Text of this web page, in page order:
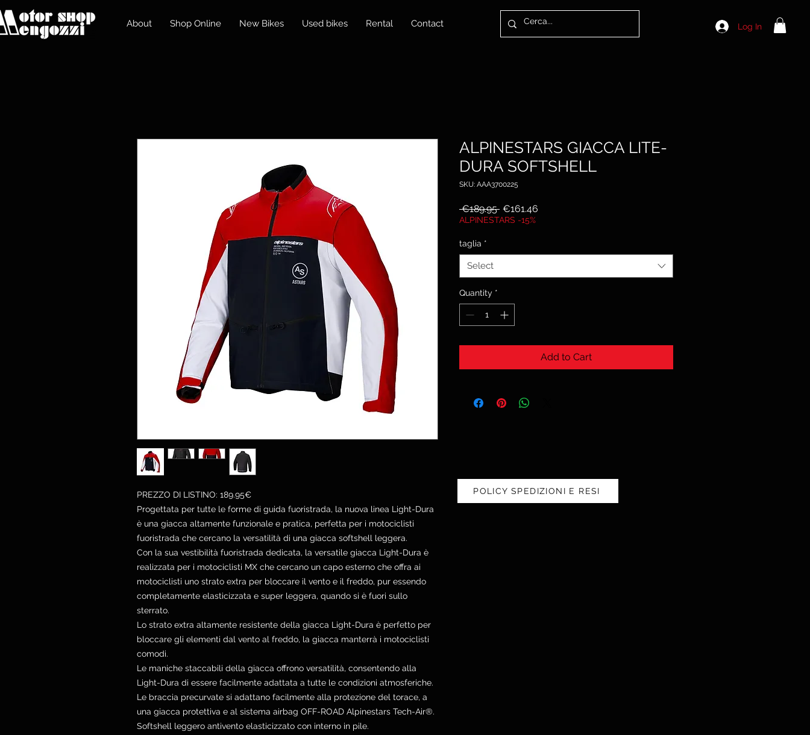
Log In
About Shop Online New Bikes Used bikes Rental Contact
PREZZO DI LISTINO: 189.95€
Progettata per tutte le forme di guida fuoristrada, la nuova linea Light-Dura
è una giacca altamente funzionale e pratica, perfetta per i motociclisti
fuoristrada che cercano la versatilità di una giacca softshell leggera.
Con la sua vestibilità fuoristrada dedicata, la versatile giacca Light-Dura è
realizzata per i motociclisti MX che cercano un capo esterno che offra ai
motociclisti uno strato extra per bloccare il vento e il freddo, pur essendo
completamente elasticizzata e super leggera, quando si è fuori sullo
sterrato.
Lo strato extra altamente resistente della giacca Light-Dura è perfetto per
bloccare gli elementi dal vento al freddo, la giacca manterrà i motociclisti
comodi.
Le maniche staccabili della giacca offrono versatilità, consentendo alla
Light-Dura di essere facilmente adattata a tutte le condizioni atmosferiche.
Le braccia precurvate si adattano facilmente alla protezione del torace, a
una giacca protettiva e al sistema airbag OFF-ROAD Alpinestars Tech-Air®.
Softshell leggero antivento elasticizzato con interno in pile.
ALPINESTARS GIACCA LITE-
DURA SOFTSHELL
SKU: AAA3700225
€189.95 Regular
Price
€161.46
ALPINESTARS -15%
taglia *
Select
Quantity *
Add to Cart
POLICY SPEDIZIONI E RESI